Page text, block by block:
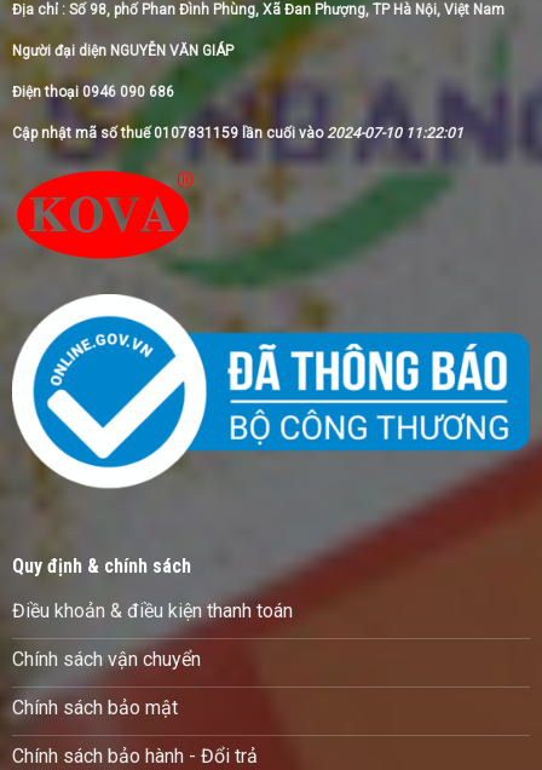
Địa chỉ : Số 98, phố Phan Đình Phùng, Xã Đan Phượng, TP Hà Nội, Việt Nam
Người đại diện NGUYỄN VĂN GIÁP
Điện thoại 0946 090 686
Cập nhật mã số thuế 0107831159 lần cuối vào2024-07-10 11:22:01
Quy định & chính sách
Điều khoản & điều kiện thanh toán
Chính sách vận chuyển
Chính sách bảo mật
Chính sách bảo hành - Đổi trả